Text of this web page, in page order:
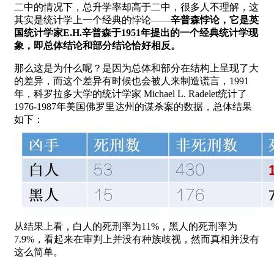
二中的情况下，总升学率却高于二中，很多人不理解，这
其实是统计学上一个经典的悖论——辛普森悖论，它是英
国统计学家E.H.辛普森于1951年提出的一个经典统计学现
象，即总体结论和部分结论恰好相反。
那么这是为什么呢？是因为总体和部分在结构上呈现了大
的差异，而这个差异有时候也会被人来制造谎言，1991
年，科罗拉多大学的统计学家 Michael L. Radelet统计了
1976-1987年美国佛罗里达州的谋杀案的数据，总体结果
如下：
从结果上看，白人的死刑率为11%，黑人的死刑率为
7.9%，看起来在审判上并没有种族歧视，然而真相并没有
这么简单。